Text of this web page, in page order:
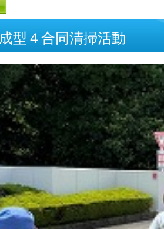
型４合同清掃活動